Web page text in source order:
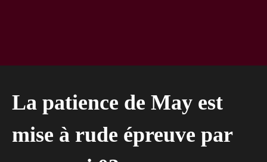
La patience de May est
mise à rude épreuve par